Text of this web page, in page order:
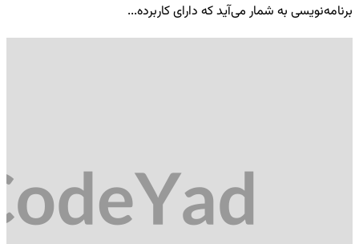
برنامه‌نویسی به شمار می‌آید که دارای کاربرده...